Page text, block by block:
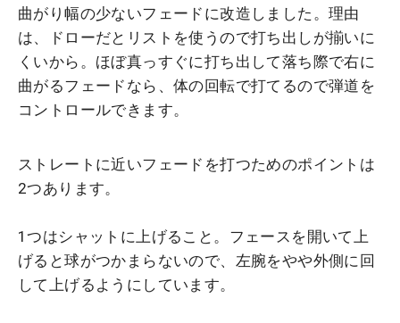
曲がり幅の少ないフェードに改造しました。理由
は、ドローだとリストを使うので打ち出しが揃いに
くいから。ほぼ真っすぐに打ち出して落ち際で右に
曲がるフェードなら、体の回転で打てるので弾道を
コントロールできます。
ストレートに近いフェードを打つためのポイントは
2つあります。
1つはシャットに上げること。フェースを開いて上
げると球がつかまらないので、左腕をやや外側に回
して上げるようにしています。